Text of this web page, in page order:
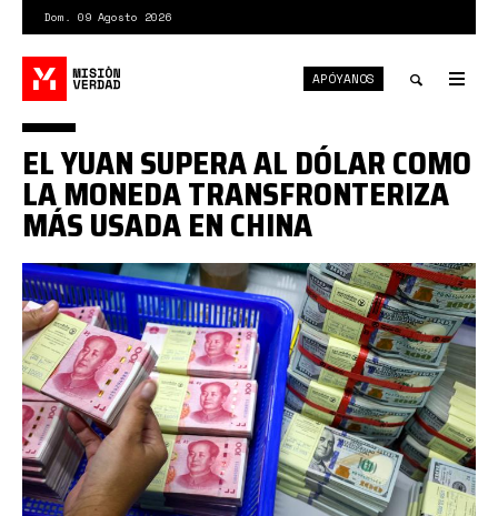
contenido
principal
Dom. 09 Agosto 2026
search
APÓYANOS
yuan
dólar.jpg
EL YUAN SUPERA AL DÓLAR COMO
LA MONEDA TRANSFRONTERIZA
MÁS USADA EN CHINA